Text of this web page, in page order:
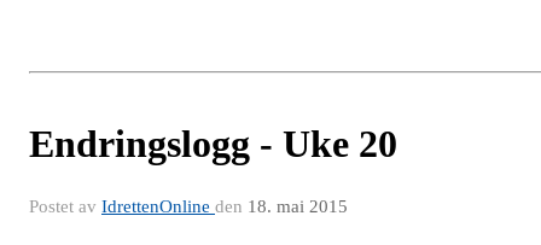
Endringslogg - Uke 20
Postet av IdrettenOnline den 18. mai 2015